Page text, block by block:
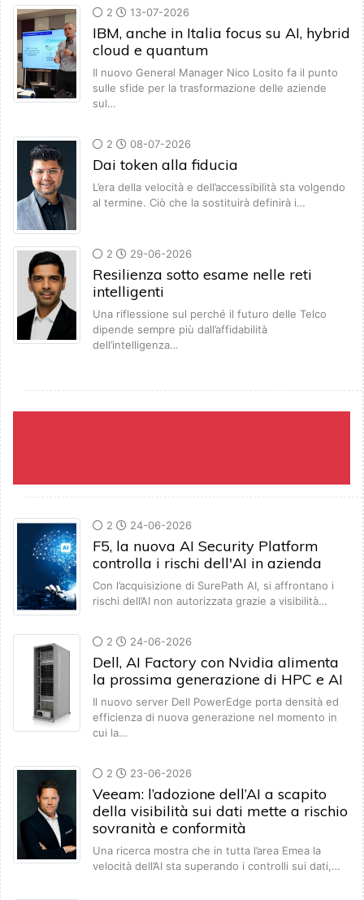
2 13-07-2026
IBM, anche in Italia focus su AI, hybrid
cloud e quantum
Il nuovo General Manager Nico Losito fa il punto
sulle sfide per la trasformazione delle aziende
sul…
2 08-07-2026
Dai token alla fiducia
L’era della velocità e dell’accessibilità sta volgendo
al termine. Ciò che la sostituirà definirà i…
2 29-06-2026
Resilienza sotto esame nelle reti
intelligenti
Una riflessione sul perché il futuro delle Telco
dipende sempre più dall’affidabilità
dell’intelligenza…
2 24-06-2026
F5, la nuova AI Security Platform
controlla i rischi dell'AI in azienda
Con l’acquisizione di SurePath AI, si affrontano i
rischi dell’AI non autorizzata grazie a visibilità…
2 24-06-2026
Dell, AI Factory con Nvidia alimenta
la prossima generazione di HPC e AI
Il nuovo server Dell PowerEdge porta densità ed
efficienza di nuova generazione nel momento in
cui la…
2 23-06-2026
Veeam: l’adozione dell’AI a scapito
della visibilità sui dati mette a rischio
sovranità e conformità
Una ricerca mostra che in tutta l’area Emea la
velocità dell’AI sta superando i controlli sui dati,…